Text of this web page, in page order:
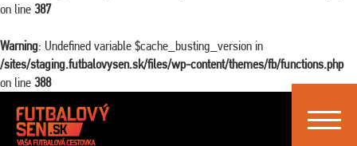
on line 387
Warning: Undefined variable $cache_busting_version in
/sites/staging.futbalovysen.sk/files/wp-content/themes/fb/functions.php
on line 388
Toggle
Warning: Attempt to read property "ID" on false in
/sites/staging.futbalovysen.sk/files/wp-content/themes/fb/single-